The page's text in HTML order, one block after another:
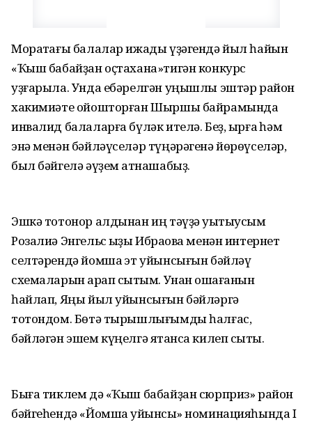
Мораҡтағы балалар ижады үҙәгендә йыл һайын
«Ҡыш бабайҙан оҫтахана»тигән конкурс
уҙғарыла. Унда ебәрелгән уңышлы эштәр район
хакимиәте ойоштор­ған Шыршы байрамында
инвалид балаларға бүләк ителә. Беҙ, ырғаҡ һәм
энә менән бәйләүселәр түңәрәгенә йөрөүселәр,
был бәйгелә әүҙем ҡатнашабыҙ.
Эшкә тотонор алдынан иң тәүҙә уҡытыусым
Розалиә Энгельс ҡыҙы Ибраҡова менән интернет
селтәрендә йомшаҡ эт уйынсығын бәйләү
схемаларын ҡарап сыҡтым. Унан оҡшағанын
һайлап, Яңы йыл уйынсығын бәйләргә
тотондом. Бөтә тырышлы­ғымды һалғас,
бәйләгән эшем күңелгә ятҡанса килеп сыҡты.
Быға тиклем дә «Ҡыш бабайҙан сюрприз» рай­он
бәйгеһендә «Йом­шаҡ уйынсыҡ» номинация­һында I